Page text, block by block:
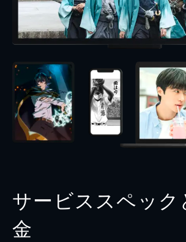
サービススペック
金